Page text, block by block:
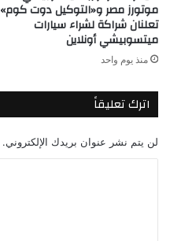
موتورز مصر و«التوكيل دوت كوم»
تعلنان شراكة لشراء سيارات
ميتسوبيشي أونلاين
منذ يوم واحد
اترك تعليقاً
لن يتم نشر عنوان بريدك الإلكتروني.